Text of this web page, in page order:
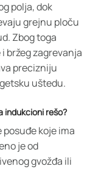
polja, dok
grejnu ploču
Zbog toga
bržeg zagrevanja
precizniju
uštedu.
indukcioni rešo?
koje ima
je od
gvožđa ili